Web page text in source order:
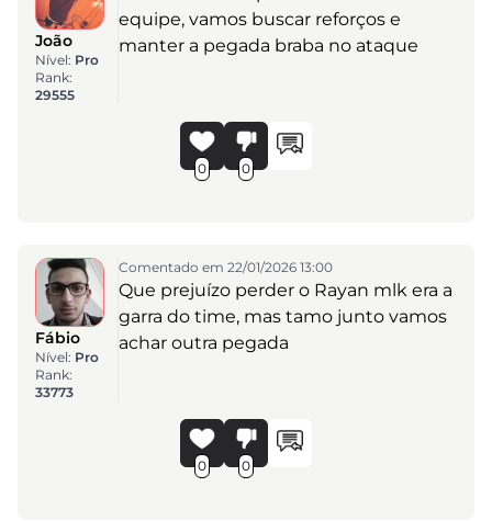
João
Nível: Pro
Rank:
29555
equipe, vamos buscar reforços e
manter a pegada braba no ataque
0 0
Fábio
Nível: Pro
Rank:
33773
Comentado em 22/01/2026 13:00
Que prejuízo perder o Rayan mlk era a
garra do time, mas tamo junto vamos
achar outra pegada
0 0